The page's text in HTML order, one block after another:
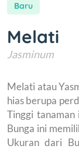
Baru
Melati
Jasminum
Melati atau
hias berupa
Tinggi
Bunga ini
Ukuran dari